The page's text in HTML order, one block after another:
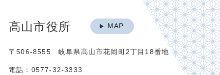
高山市役所 MAP
〒506-8555 岐阜県高山市花岡町2丁目18番地
電話：0577-32-3333